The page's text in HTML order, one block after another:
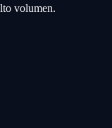
volumen.